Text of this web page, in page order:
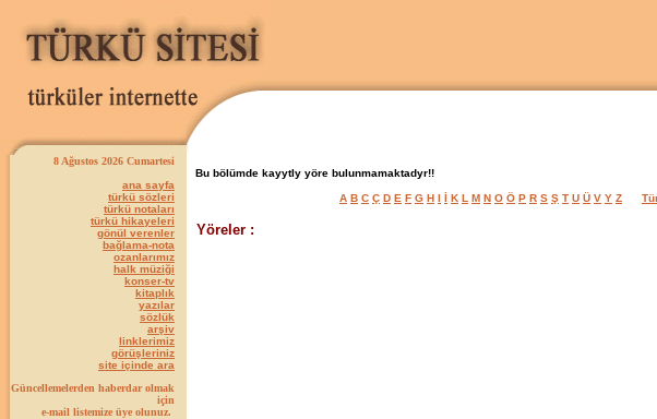
8 Ağustos 2026 Cumartesi
ana sayfa
türkü sözleri
türkü notaları
türkü hikayeleri
gönül verenler
bağlama-nota
ozanlarımız
halk müziği
konser-tv
kitaplık
yazılar
sözlük
arşiv
linklerimiz
görüşleriniz
site içinde ara
Güncellemelerden haberdar olmak
için
e-mail listemize üye olunuz.
Bu bölümde kayytly yöre bulunmamaktadyr!!
A B C Ç D E F G H I İ K L M N O Ö P R S Ş T U Ü V Y Z
Yöreler :